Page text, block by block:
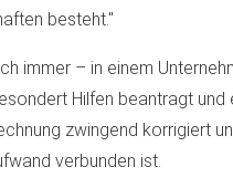
besteht."
immer – in einem
Hilfen beantragt und
zwingend korrigiert
verbunden ist.